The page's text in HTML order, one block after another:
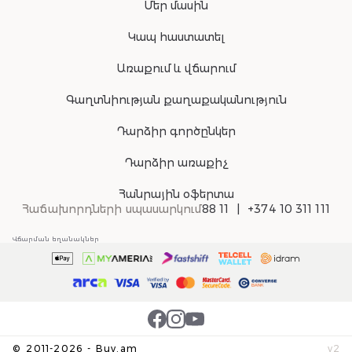
Մեր մասին
Կապ հաստատել
Առաքում և վճարում
Գաղտնիության քաղաքականություն
Դարձիր գործընկեր
Դարձիր առաքիչ
Հանրային օֆերտա
Հաճախորդների սպասարկում88 11 +374 10 311 111
© 2011-2026 - Buy.am v2
Վճարման եղանակներ